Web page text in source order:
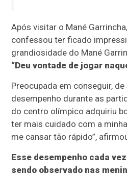
Após visitar o Mané
confessou ter ficado
grandiosidade do Mané
“Deu vontade de jogar
Preocupada em conseguir,
desempenho durante as
do centro olímpico adquiriu
ter mais cuidado com a
me cansar tão rápido”,
Esse desempenho cada
sendo observado nas